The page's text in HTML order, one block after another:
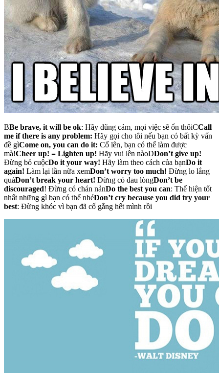
BBe brave, it will be ok: Hãy dũng cảm, mọi việc sẽ ổn thôiCCall
me if there is any problem: Hãy gọi cho tôi nếu bạn có bất kỳ vấn
đề gìCome on, you can do it: Cố lên, bạn có thể làm được
mà!Cheer up! = Lighten up! Hãy vui lên nàoDDon’t give up!
Đừng bỏ cuộcDo it your way! Hãy làm theo cách của bạnDo it
again! Làm lại lần nữa xemDon’t worry too much! Đừng lo lắng
quáDon’t break your heart! Đừng có đau lòngDon’t be
discouraged! Đừng có chán nảnDo the best you can: Thể hiện tốt
nhất những gì bạn có thể nhéDon’t cry because you did try your
best: Đừng khóc vì bạn đã cố gắng hết mình rồi